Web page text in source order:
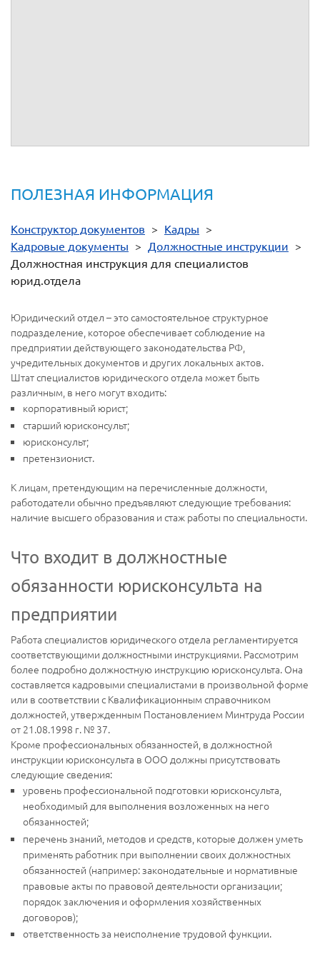
ПОЛЕЗНАЯ ИНФОРМАЦИЯ
Конструктор документов > Кадры >
Кадровые документы > Должностные инструкции >
Должностная инструкция для специалистов
юрид.отдела
Юридический отдел – это самостоятельное структурное
подразделение, которое обеспечивает соблюдение на
предприятии действующего законодательства РФ,
учредительных документов и других локальных актов.
Штат специалистов юридического отдела может быть
различным, в него могут входить:
корпоративный юрист;
старший юрисконсульт;
юрисконсульт;
претензионист.
К лицам, претендующим на перечисленные должности,
работодатели обычно предъявляют следующие требования:
наличие высшего образования и стаж работы по специальности.
Что входит в должностные
обязанности юрисконсульта на
предприятии
Работа специалистов юридического отдела регламентируется
соответствующими должностными инструкциями. Рассмотрим
более подробно должностную инструкцию юрисконсульта. Она
составляется кадровыми специалистами в произвольной форме
или в соответствии с Квалификационным справочником
должностей, утвержденным Постановлением Минтруда России
от 21.08.1998 г. № 37.
Кроме профессиональных обязанностей, в должностной
инструкции юрисконсульта в ООО должны присутствовать
следующие сведения:
уровень профессиональной подготовки юрисконсульта,
необходимый для выполнения возложенных на него
обязанностей;
перечень знаний, методов и средств, которые должен уметь
применять работник при выполнении своих должностных
обязанностей (например: законодательные и нормативные
правовые акты по правовой деятельности организации;
порядок заключения и оформления хозяйственных
договоров);
ответственность за неисполнение трудовой функции.